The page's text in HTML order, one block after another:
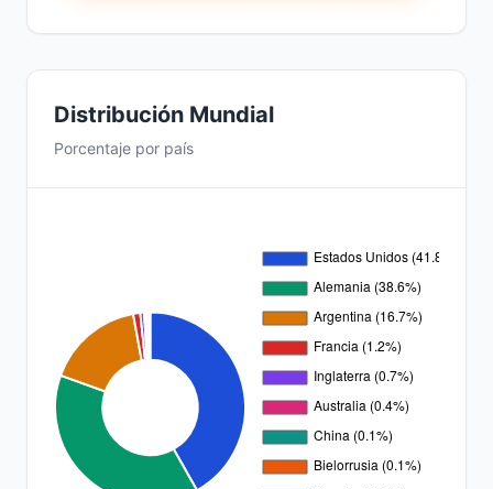
Distribución Mundial
Porcentaje por país